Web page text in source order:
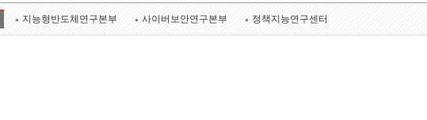
지능형반도체연구본부 사이버보안연구본부 정책지능연구센터